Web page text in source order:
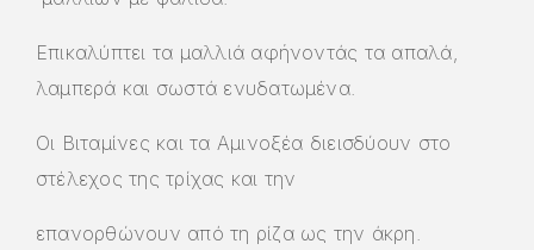
Επικαλύπτει τα μαλλιά αφήνοντάς τα απαλά,
λαμπερά και σωστά ενυδατωμένα.
Οι Βιταμίνες και τα Αμινοξέα διεισδύουν στο
στέλεχος της τρίχας και την
επανορθώνουν από τη ρίζα ως την άκρη.